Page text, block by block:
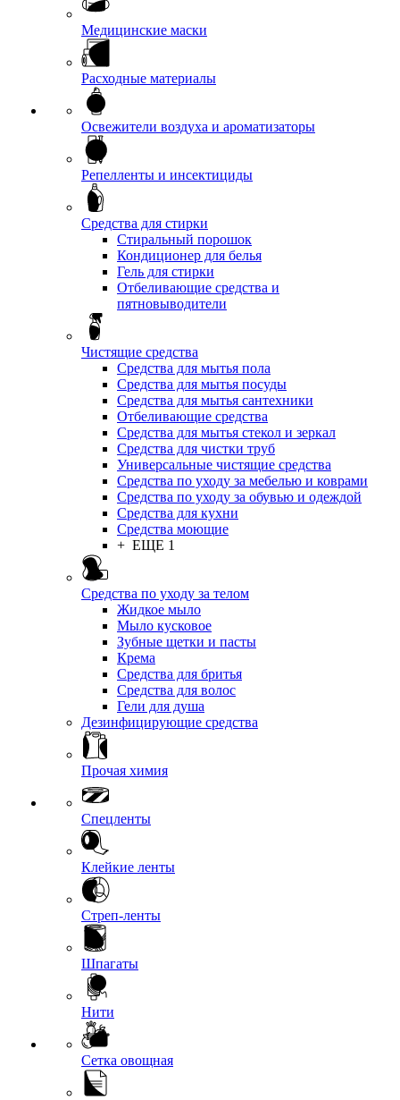
Медицинские маски
Расходные материалы
Освежители воздуха и ароматизаторы
Репелленты и инсектициды
Средства для стирки
Стиральный порошок
Кондиционер для белья
Гель для стирки
Отбеливающие средства и
пятновыводители
Чистящие средства
Средства для мытья пола
Средства для мытья посуды
Средства для мытья сантехники
Отбеливающие средства
Средства для мытья стекол и зеркал
Средства для чистки труб
Универсальные чистящие средства
Средства по уходу за мебелью и коврами
Средства по уходу за обувью и одеждой
Средства для кухни
Средства моющие
+ ЕЩЕ 1
Средства по уходу за телом
Жидкое мыло
Мыло кусковое
Зубные щетки и пасты
Крема
Средства для бритья
Средства для волос
Гели для душа
Дезинфицирующие средства
Прочая химия
Спецленты
Клейкие ленты
Стреп-ленты
Шпагаты
Нити
Сетка овощная